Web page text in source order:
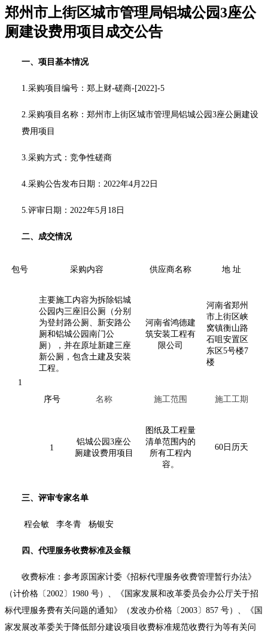
郑州市上街区城市管理局铝城公园3座公
厕建设费用项目成交公告
一、项目基本情况
1.采购项目编号： 郑上财-磋商-[2022]-5
2.采购项目名称： 郑州市上街区城市管理局铝城公园 3座公厕建设
费用项目
3.采购方式：竞争性磋商
4.采购公告发布日期：2022年4月22日
5.评审日期：2022年5月18日
二、成交情况
包号 采购内容 供应商名称 地 址
1
主要施工内容为拆除铝城
公园内三座旧公厕（分别
为登封路公厕、新安路公
厕和铝城公园南门公
厕），并在原址新建三座
新公厕，包含土建及安装
工程。
河南省鸿德建
筑安装工程有
限公司
河南省郑州
市上街区峡
窝镇衡山路
石咀安置区
东区5号楼7
楼
序号 名称 施工范围 施工工期
1
铝城公园3座公
厕建设费用项目
图纸及工程量
清单范围内的
所有工程内
容。
60日历天
三、评审专家名单
程会敏 李冬青 杨银安
四、代理服务收费标准及金额
收费标准：参考原国家计委《招标代理服务收费管理暂行办法》
（计价格〔 2002〕1980 号）、《国家发展和改革委员会办公厅关于招
标代理服务费有关问题的通知》（发改办价格〔2003〕857 号）、《国
家发展改革委关于降低部分建设项目收费标准规范收费行为等有关问